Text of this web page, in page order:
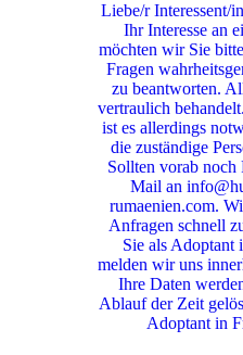
Liebe/r Interessent/
Ihr Interesse an
möchten wir Sie
Fragen
zu beantworten.
vertraulich
ist es allerdings
die zuständige
Sollten vorab noch
Mail an
rumaenien.com.
Anfragen schnell
Sie als Adoptant
melden wir uns
Ihre Daten
Ablauf der Zeit
Adoptant in